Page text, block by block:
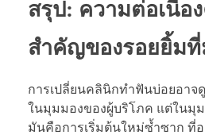
สรุป: ความต่อเนื่อ
สำคัญของรอยยิ้มที่
การเปลี่ยนคลินิกทำฟันบ่อยอาจ
ในมุมมองของผู้บริโภค แต่ในมุ
มันคือการเริ่มต้นใหม่ซ้ำซาก ที่